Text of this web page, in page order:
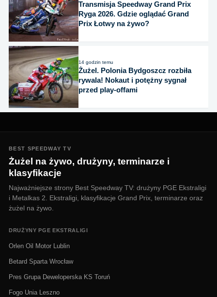
Transmisja Speedway Grand Prix
Ryga 2026. Gdzie oglądać Grand
Prix Łotwy na żywo?
14 godzin temu
Żużel. Polonia Bydgoszcz rozbiła
rywala! Nokaut i potężny sygnał
przed play-offami
BEST SPEEDWAY TV
Żużel na żywo, drużyny, terminarze i
klasyfikacje
Najważniejsze strony Best Speedway TV: drużyny PGE Ekstraligi
i Metalkas 2. Ekstraligi, klasyfikacje Grand Prix, terminarze oraz
żużel na żywo.
DRUŻYNY PGE EKSTRALIGI
Orlen Oil Motor Lublin
Betard Sparta Wrocław
Pres Grupa Deweloperska KS Toruń
Fogo Unia Leszno